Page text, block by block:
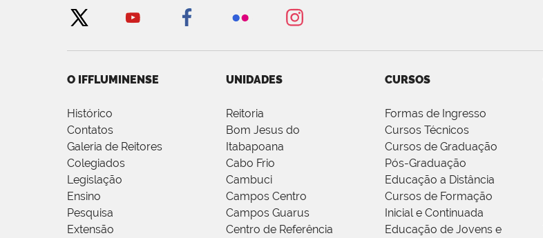
O IFFLUMINENSE
Histórico
Contatos
Galeria de Reitores
Colegiados
Legislação
Ensino
Pesquisa
Extensão
UNIDADES
Reitoria
Bom Jesus do
Itabapoana
Cabo Frio
Cambuci
Campos Centro
Campos Guarus
Centro de Referência
CURSOS
Formas de Ingresso
Cursos Técnicos
Cursos de Graduação
Pós-Graduação
Educação a Distância
Cursos de Formação
Inicial e Continuada
Educação de Jovens e